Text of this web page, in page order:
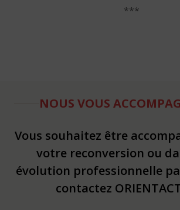
***
NOUS VOUS
Vous souhaitez être
votre reconversion ou
évolution professionnelle
contactez